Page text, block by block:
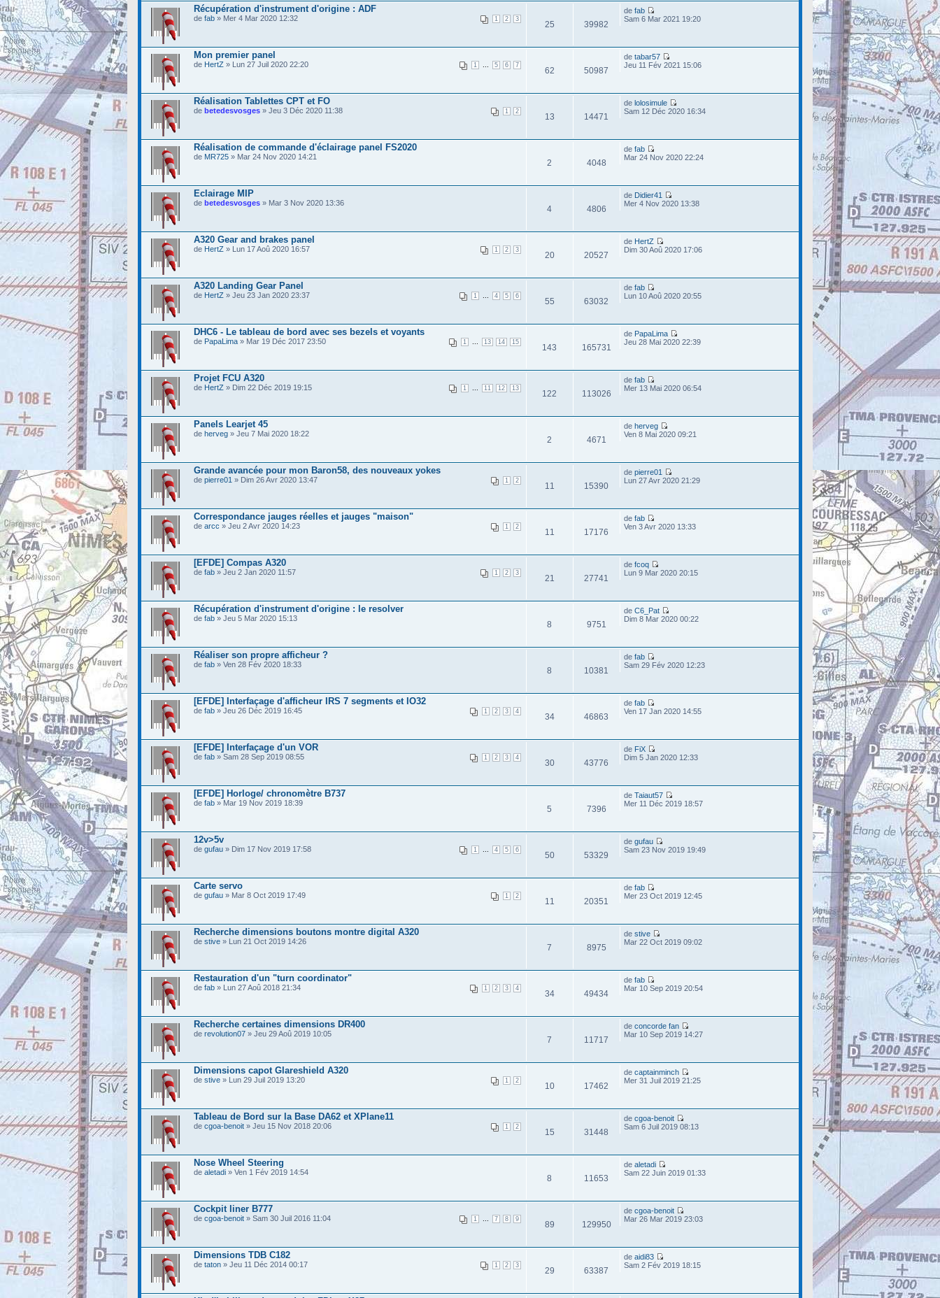
Récupération d'instrument d'origine : ADF
1 2 3
de fab » Mer 4 Mar 2020 12:32
25 39982
de fab
Sam 6 Mar 2021 19:20
Mon premier panel
1 5 6 7
de HertZ » Lun 27 Juil 2020 22:20
62 50987
de tabar57
Jeu 11 Fév 2021 15:06
Réalisation Tablettes CPT et FO
1 2
de betedesvosges » Jeu 3 Déc 2020 11:38
13 14471
de lolosimule
Sam 12 Déc 2020 16:34
Réalisation de commande d'éclairage panel FS2020
de MR725 » Mar 24 Nov 2020 14:21
2 4048
de fab
Mar 24 Nov 2020 22:24
Eclairage MIP
de betedesvosges » Mar 3 Nov 2020 13:36
4 4806
de Didier41
Mer 4 Nov 2020 13:38
A320 Gear and brakes panel
1 2 3
de HertZ » Lun 17 Aoû 2020 16:57
20 20527
de HertZ
Dim 30 Aoû 2020 17:06
A320 Landing Gear Panel
1 4 5 6
de HertZ » Jeu 23 Jan 2020 23:37
55 63032
de fab
Lun 10 Aoû 2020 20:55
DHC6 - Le tableau de bord avec ses bezels et voyants
1 13 14 15
de PapaLima » Mar 19 Déc 2017 23:50
143 165731
de PapaLima
Jeu 28 Mai 2020 22:39
Projet FCU A320
1 11 12 13
de HertZ » Dim 22 Déc 2019 19:15
122 113026
de fab
Mer 13 Mai 2020 06:54
Panels Learjet 45
de herveg » Jeu 7 Mai 2020 18:22
2 4671
de herveg
Ven 8 Mai 2020 09:21
Grande avancée pour mon Baron58, des nouveaux yokes
1 2
de pierre01 » Dim 26 Avr 2020 13:47
11 15390
de pierre01
Lun 27 Avr 2020 21:29
Correspondance jauges réelles et jauges "maison"
1 2
de arcc » Jeu 2 Avr 2020 14:23
11 17176
de fab
Ven 3 Avr 2020 13:33
[EFDE] Compas A320
1 2 3
de fab » Jeu 2 Jan 2020 11:57
21 27741
de fcoq
Lun 9 Mar 2020 20:15
Récupération d'instrument d'origine : le resolver
de fab » Jeu 5 Mar 2020 15:13
8 9751
de C6_Pat
Dim 8 Mar 2020 00:22
Réaliser son propre afficheur ?
de fab » Ven 28 Fév 2020 18:33
8 10381
de fab
Sam 29 Fév 2020 12:23
[EFDE] Interfaçage d'afficheur IRS 7 segments et IO32
1 2 3 4
de fab » Jeu 26 Déc 2019 16:45
34 46863
de fab
Ven 17 Jan 2020 14:55
[EFDE] Interfaçage d'un VOR
1 2 3 4
de fab » Sam 28 Sep 2019 08:55
30 43776
de FiX
Dim 5 Jan 2020 12:33
[EFDE] Horloge/ chronomètre B737
de fab » Mar 19 Nov 2019 18:39
5 7396
de Taiaut57
Mer 11 Déc 2019 18:57
12v>5v
1 4 5 6
de gufau » Dim 17 Nov 2019 17:58
50 53329
de gufau
Sam 23 Nov 2019 19:49
Carte servo
1 2
de gufau » Mar 8 Oct 2019 17:49
11 20351
de fab
Mer 23 Oct 2019 12:45
Recherche dimensions boutons montre digital A320
de stive » Lun 21 Oct 2019 14:26
7 8975
de stive
Mar 22 Oct 2019 09:02
Restauration d'un "turn coordinator"
1 2 3 4
de fab » Lun 27 Aoû 2018 21:34
34 49434
de fab
Mar 10 Sep 2019 20:54
Recherche certaines dimensions DR400
de revolution07 » Jeu 29 Aoû 2019 10:05
7 11717
de concorde fan
Mar 10 Sep 2019 14:27
Dimensions capot Glareshield A320
1 2
de stive » Lun 29 Juil 2019 13:20
10 17462
de captainminch
Mer 31 Juil 2019 21:25
Tableau de Bord sur la Base DA62 et XPlane11
1 2
de cgoa-benoit » Jeu 15 Nov 2018 20:06
15 31448
de cgoa-benoit
Sam 6 Juil 2019 08:13
Nose Wheel Steering
de aletadi » Ven 1 Fév 2019 14:54
8 11653
de aletadi
Sam 22 Juin 2019 01:33
Cockpit liner B777
1 7 8 9
de cgoa-benoit » Sam 30 Juil 2016 11:04
89 129950
de cgoa-benoit
Mar 26 Mar 2019 23:03
Dimensions TDB C182
1 2 3
de taton » Jeu 11 Déc 2014 00:17
29 63387
de aidi83
Sam 2 Fév 2019 18:15